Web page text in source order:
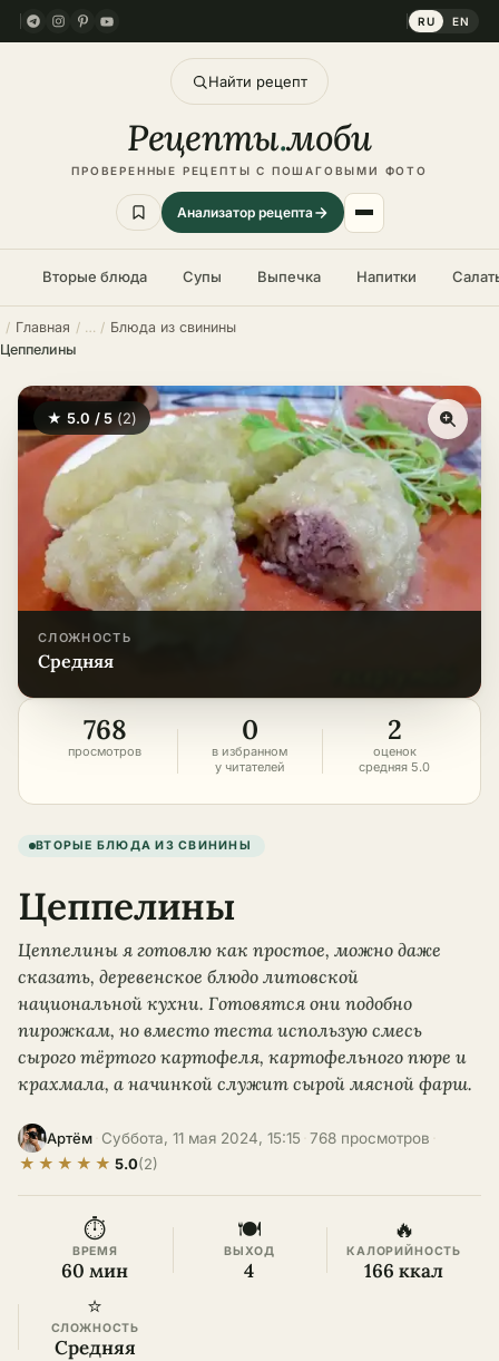
RU EN
Найти рецепт
Рецепты.моби
ПРОВЕРЕННЫЕ РЕЦЕПТЫ С ПОШАГОВЫМИ ФОТО
Анализатор рецепта
Вторые блюда Супы Выпечка Напитки
Главная
Блюда из свинины
Цеппелины
★ 5.0 / 5 (2)
СЛОЖНОСТЬ
средняя
768
просмотров
0
в избранном
у читателей
2
оценок
средняя 5.0
ВТОРЫЕ БЛЮДА ИЗ СВИНИНЫ
Цеппелины
Цеппелины я готовлю как простое, можно даже
сказать, деревенское блюдо литовской
национальной кухни. Готовятся они подобно
пирожкам, но вместо теста использую смесь
сырого тёртого картофеля, картофельного пюре и
крахмала, а начинкой служит сырой мясной фарш.
Артём Суббота, 11 мая 2024, 15:15 768 просмотров
★ ★ ★ ★ ★ 5.0(2)
⏱
ВРЕМЯ
60 мин
🍽
ВЫХОД
4
🔥
КАЛОРИЙНОСТЬ
166 ккал
⭐
СЛОЖНОСТЬ
Средняя